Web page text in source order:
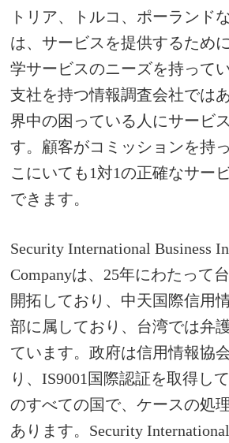
トリア、トルコ、ポーランド
は、サービスを提供するため
学サービスのニーズを持って
支社を持つ情報調査会社では
界中の困っている人にサービ
す。 顧客がコミッションを持
こにいても1対1の正確なサー
できます。
Security International Business
Companyは、25年にわたって
開拓しており、中天国際信用
部に属しており、台湾では弁
ています。政府は信用情報協
り、IS9001国際認証を取得し
のすべての国で、ケースの処
あります。 Security